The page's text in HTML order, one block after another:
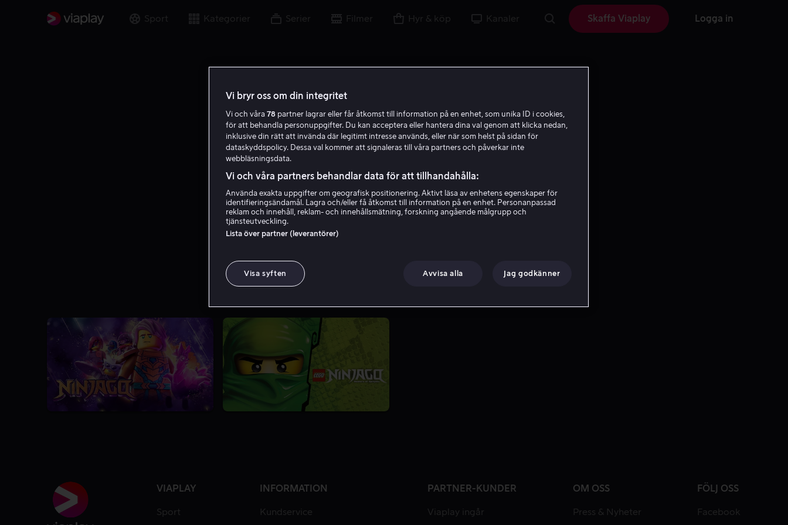
Sport Kategorier Serier Filmer Hyr & köp Kanaler Skaffa Viaplay Logga in
Jillian Michaels
4 Säsonger 7.8 5 Säsonger
VIAPLAY
Sport
INFORMATION
Kundservice
PARTNER-KUNDER
Viaplay ingår
OM OSS
Press & Nyheter
FÖLJ OSS
Facebook
Vi bryr oss om din integritet
Vi och våra 78 partner lagrar eller får åtkomst till information på en enhet, som unika ID i cookies,
för att behandla personuppgifter. Du kan acceptera eller hantera dina val genom att klicka nedan,
inklusive din rätt att invända där legitimt intresse används, eller när som helst på sidan för
dataskyddspolicy. Dessa val kommer att signaleras till våra partners och påverkar inte
webbläsningsdata.
Vi och våra partners behandlar data för att tillhandahålla:
Använda exakta uppgifter om geografisk positionering. Aktivt läsa av enhetens egenskaper för
identifieringsändamål. Lagra och/eller få åtkomst till information på en enhet. Personanpassad
reklam och innehåll, reklam- och innehållsmätning, forskning angående målgrupp och
tjänsteutveckling.
Lista över partner (leverantörer)
Visa syften Avvisa alla Jag godkänner